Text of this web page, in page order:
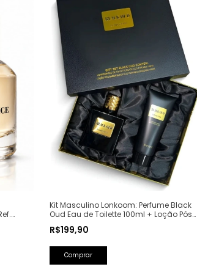
Kit Masculino Lonkoom: Perfume Black
Oud Eau de Toilette 100ml + Loção Pós
R$199,90